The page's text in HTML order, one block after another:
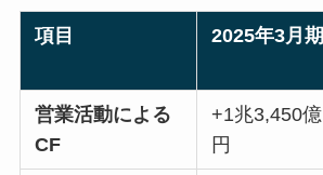
項目 2025年3月期
営業活動による
CF
+1兆3,450億
円